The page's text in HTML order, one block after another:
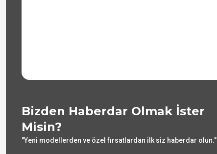
Bizden Haberdar Olmak İster
Misin?
"Yeni modellerden ve özel fırsatlardan ilk siz haberdar olun."